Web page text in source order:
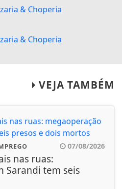
VEJA TAMBÉM
07/08/2026
nas ruas:
Sarandi tem seis